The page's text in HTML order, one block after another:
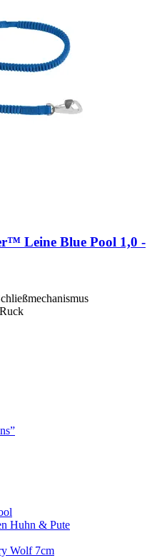
Leine Blue Pool 1,0 -​
Huhn & Pute
Wolf 7cm